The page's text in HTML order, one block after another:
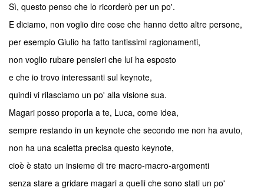
Sì, questo penso che lo ricorderò per un po'.
E diciamo, non voglio dire cose che hanno detto altre persone,
per esempio Giulio ha fatto tantissimi ragionamenti,
non voglio rubare pensieri che lui ha esposto
e che io trovo interessanti sul keynote,
quindi vi rilasciamo un po' alla visione sua.
Magari posso proporla a te, Luca, come idea,
sempre restando in un keynote che secondo me non ha avuto,
non ha una scaletta precisa questo keynote,
cioè è stato un insieme di tre macro-macro-argomenti
senza stare a gridare magari a quelli che sono stati un po'